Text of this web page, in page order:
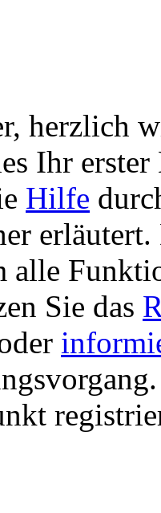
herzlich
Ihr erster
Hilfe
alle
Sie das